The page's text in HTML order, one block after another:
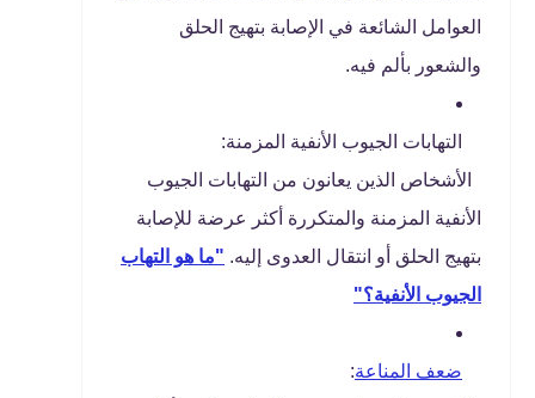
العوامل الشائعة في الإصابة بتهيج الحلق
والشعور بألم فيه.
التهابات الجيوب الأنفية المزمنة:
الأشخاص الذين يعانون من التهابات الجيوب
الأنفية المزمنة والمتكررة أكثر عرضة للإصابة
بتهيج الحلق أو انتقال العدوى إليه. "ما هو التهاب
الجيوب الأنفية؟"
ضعف المناعة: